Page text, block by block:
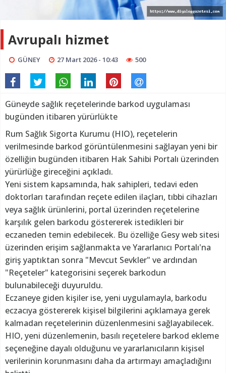
Avrupalı hizmet
GÜNEY 27 Mart 2026 - 10:43 500
Güneyde sağlık reçetelerinde barkod uygulaması
bugünden itibaren yürürlükte
Rum Sağlık Sigorta Kurumu (HIO), reçetelerin
verilmesinde barkod görüntülenmesini sağlayan yeni bir
özelliğin bugünden itibaren Hak Sahibi Portalı üzerinden
yürürlüğe gireceğini açıkladı.
Yeni sistem kapsamında, hak sahipleri, tedavi eden
doktorları tarafından reçete edilen ilaçları, tıbbi cihazları
veya sağlık ürünlerini, portal üzerinden reçetelerine
karşılık gelen barkodu göstererek istedikleri bir
eczaneden temin edebilecek. Bu özelliğe Gesy web sitesi
üzerinden erişim sağlanmakta ve Yararlanıcı Portalı'na
giriş yaptıktan sonra "Mevcut Sevkler" ve ardından
"Reçeteler" kategorisini seçerek barkodun
bulunabileceği duyuruldu.
Eczaneye giden kişiler ise, yeni uygulamayla, barkodu
eczacıya göstererek kişisel bilgilerini açıklamaya gerek
kalmadan reçetelerinin düzenlenmesini sağlayabilecek.
HIO, yeni düzenlemenin, basılı reçetelere barkod ekleme
seçeneğine dayalı olduğunu ve yararlanıcıların kişisel
verilerinin korunmasını daha da artırmayı amaçladığını